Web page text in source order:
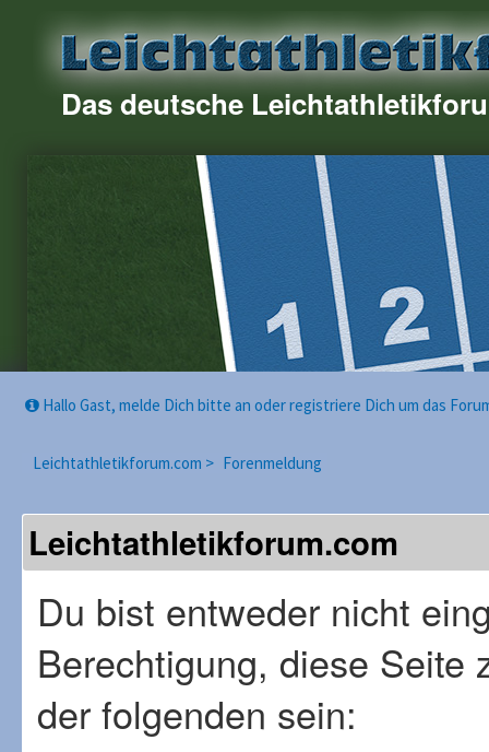
Das deutsche
Hallo Gast, melde Dich bitte an oder registriere Dich um das
Leichtathletikforum.com > Forenmeldung
Leichtathletikforum.com
Du bist entweder nicht
Berechtigung, diese Seite
der folgenden sein: